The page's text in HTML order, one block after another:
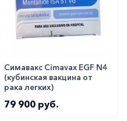
Симавакс Cimavax EGF N4
(кубинская вакцина от
рака легких)
79 900 руб.